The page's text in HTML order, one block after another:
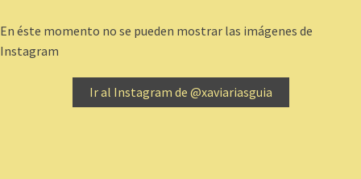
En éste momento no se pueden mostrar las imágenes de
Instagram
Ir al Instagram de @xaviariasguia